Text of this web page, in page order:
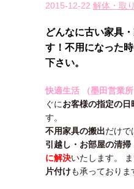
2015-12-22 解体・取
どんなに古い家具
す！不用になった
下さい。
快適生活 （墨田営業所
ぐにお客様の指定の日
す。
不用家具の搬出だけで
引越し・ お部屋の清掃
に解決いたします。 ま
片付けも承っておりま